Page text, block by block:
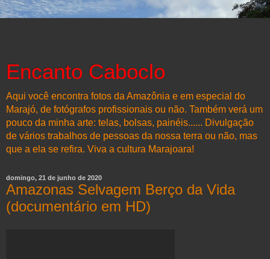
Encanto Caboclo
Aqui você encontra fotos da Amazônia e em especial do
Marajó, de fotógrafos profissionais ou não. Também verá um
pouco da minha arte: telas, bolsas, painéis...... Divulgação
de vários trabalhos de pessoas da nossa terra ou não, mas
que a ela se refira. Viva a cultura Marajoara!
domingo, 21 de junho de 2020
Amazonas Selvagem Berço da Vida
(documentário em HD)